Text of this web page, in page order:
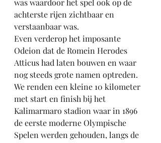
was waardoor het spel ook op de
achterste rijen zichtbaar en
verstaanbaar was.
Even verderop het imposante
Odeion dat de Romein Herodes
Atticus had laten bouwen en waar
nog steeds grote namen optreden.
We renden een kleine 10 kilometer
met start en finish bij het
Kalimarmaro stadion waar in 1896
de eerste moderne Olympische
Spelen werden gehouden, langs de